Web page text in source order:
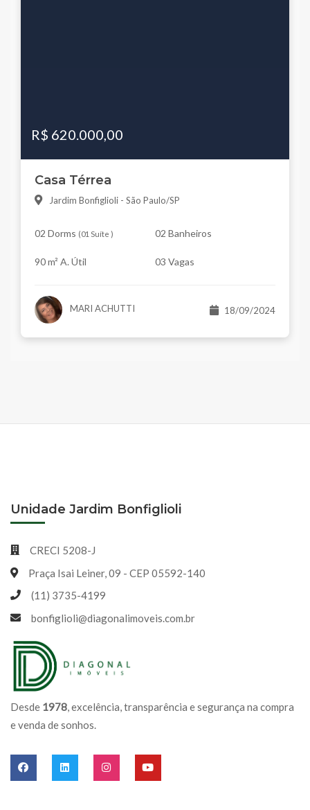
R$ 620.000,00
Casa Térrea
Jardim Bonfiglioli - São Paulo/SP
02 Dorms (01 Suíte ) 02 Banheiros
90 m² A. Útil 03 Vagas
MARI ACHUTTI 18/09/2024
Desde 1978, excelência, transparência e segurança na compra
e venda de sonhos.
Unidade Jardim Bonfiglioli
CRECI 5208-J
Praça Isai Leiner, 09 - CEP 05592-140
(11) 3735-4199
bonfiglioli@diagonalimoveis.com.br